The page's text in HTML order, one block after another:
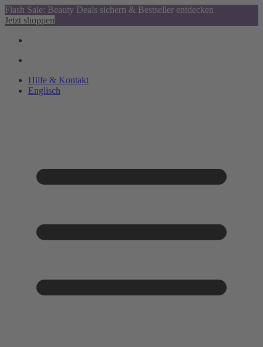
Flash Sale: Beauty Deals sichern & Bestseller entdecken
Jetzt shoppen
Hilfe & Kontakt
Englisch